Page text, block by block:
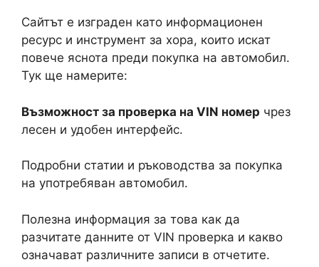
Сайтът е изграден като информационен
ресурс и инструмент за хора, които искат
повече яснота преди покупка на автомобил.
Тук ще намерите:
Възможност за проверка на VIN номер чрез
лесен и удобен интерфейс.
Подробни статии и ръководства за покупка
на употребяван автомобил.
Полезна информация за това как да
разчитате данните от VIN проверка и какво
означават различните записи в отчетите.